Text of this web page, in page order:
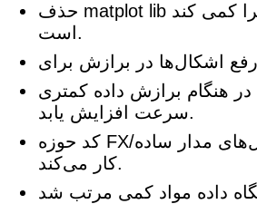
حذف matplot lib شروع شده زیرا کمی کند
است.
در هنگام برازش داده کمتری dump می‌شود تا
سرعت افزایش یابد.
کد حوزه FX/زمان اکنون با مدل‌های مدار ساده
کار می‌کند.